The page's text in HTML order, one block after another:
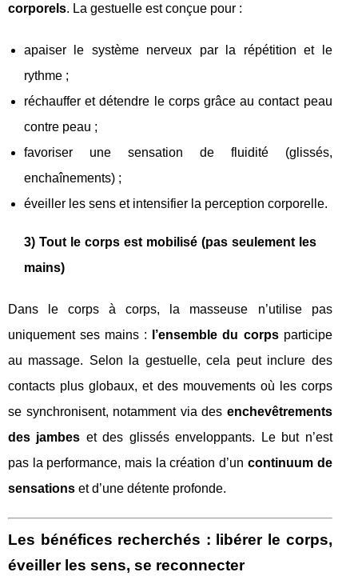
corporels. La gestuelle est conçue pour :
apaiser le système nerveux par la répétition et le
rythme ;
réchauffer et détendre le corps grâce au contact peau
contre peau ;
favoriser une sensation de fluidité (glissés,
enchaînements) ;
éveiller les sens et intensifier la perception corporelle.
3) Tout le corps est mobilisé (pas seulement les
mains)
Dans le corps à corps, la masseuse n’utilise pas
uniquement ses mains :
l’ensemble du corpsparticipe
au massage. Selon la gestuelle, cela peut inclure des
contacts plus globaux, et des mouvements où les corps
se synchronisent, notamment via des enchevêtrements
des jambes et des glissés enveloppants. Le but n’est
pas la performance, mais la création d’un continuum de
sensations et d’une détente profonde.
Les bénéfices recherchés : libérer le corps,
éveiller les sens, se reconnecter